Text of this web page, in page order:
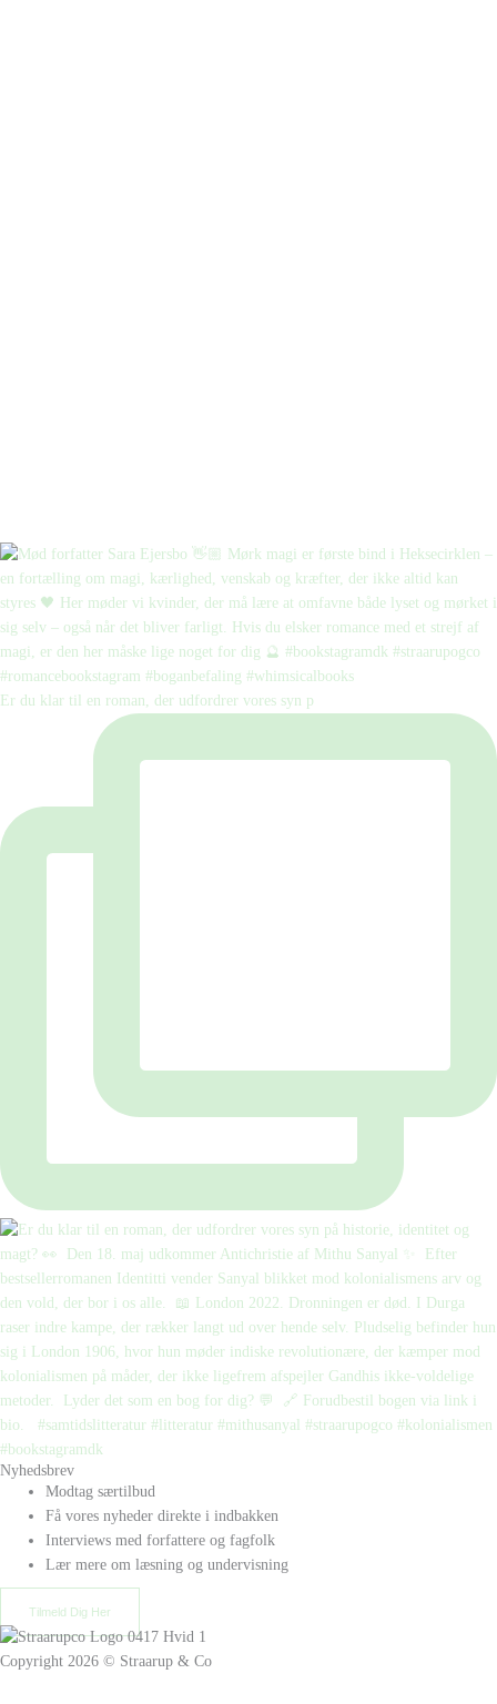
Er du klar til en roman, der udfordrer vores syn p
Nyhedsbrev
Modtag særtilbud
Få vores nyheder direkte i indbakken
Interviews med forfattere og fagfolk
Lær mere om læsning og undervisning
Tilmeld Dig Her
Copyright 2026 © Straarup & Co